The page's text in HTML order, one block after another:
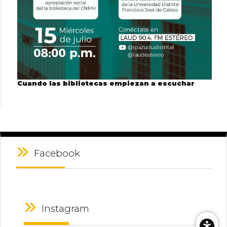
Cuando las bibliotecas empiezan a escuchar
Facebook
Instagram